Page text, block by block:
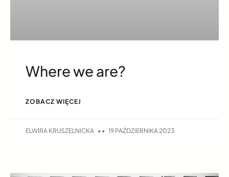
Where we are?
ZOBACZ WIĘCEJ
ELWIRA KRUSZELNICKA 19 PAŹDZIERNIKA 2023